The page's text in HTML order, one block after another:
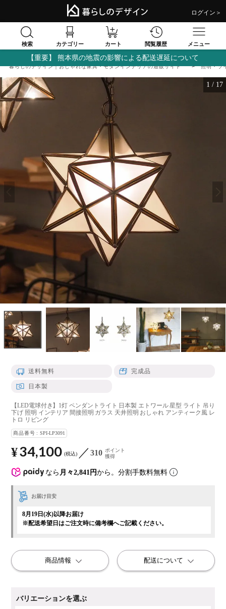
ログイン＞
検索 カテゴリー カート 閲覧履歴 メニュー
【重要】 熊本県の地震の影響による配送遅延について
暮らしのデザイン｜おしゃれな家具・モダンインテリアの通販サイト 照明・ラ
1 / 17
送料無料 完成品
日本製
【LED電球付き】1灯 ペンダントライト 日本製 エトワール 星型 ライト 吊り
下げ 照明 インテリア 間接照明 ガラス 天井照明 おしゃれ アンティーク風 レ
トロ リビング
商品番号 SPI-LP3091
なら 月々2,841円から。分割手数料無料
¥34,100 税込 310 ポイント
獲得
バリエーションを選ぶ
お届け目安
8月19日(水)以降お届け
※配送希望日はご注文時に備考欄へご記載ください。
商品情報 配送について